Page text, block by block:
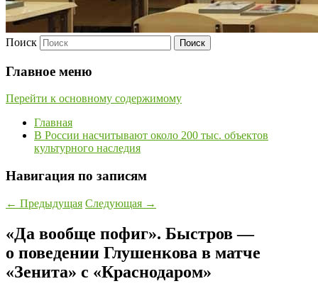
Поиск
Главное меню
Перейти к основному содержимому
Главная
В России насчитывают около 200 тыс. объектов
культурного наследия
Навигация по записям
← Предыдущая Следующая →
«Да вообще пофиг». Быстров —
о поведении Глушенкова в матче
«Зенита» с «Краснодаром»